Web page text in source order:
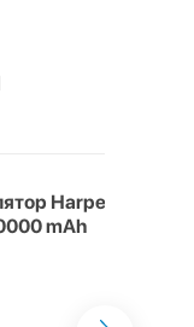
Harper
mAh